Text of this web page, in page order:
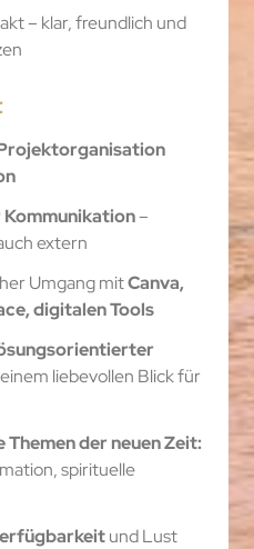
– klar, freundlich und
Kommunikation–
extern
Umgang mitCanva,
digitalen Tools
liebevollen Blick für
der neuen Zeit:
spirituelle
und Lust